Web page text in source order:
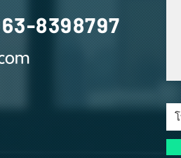
8398797